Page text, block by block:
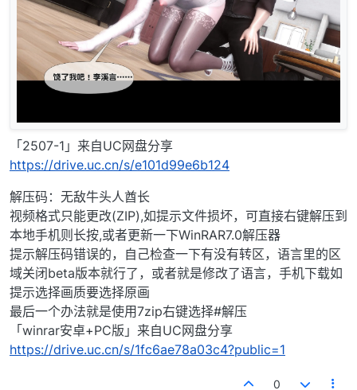
「2507-1」来自UC网盘分享
https://drive.uc.cn/s/e101d99e6b124
解压码：无敌牛头人酋长
视频格式只能更改(ZIP),如提示文件损坏，可直接右键解压到
本地手机则长按,或者更新一下WinRAR7.0解压器
提示解压码错误的，自己检查一下有没有转区，语言里的区
域关闭beta版本就行了，或者就是修改了语言，手机下载如
提示选择画质要选择原画
最后一个办法就是使用7zip右键选择#解压
「winrar安卓+PC版」来自UC网盘分享
https://drive.uc.cn/s/1fc6ae78a03c4?public=1
0